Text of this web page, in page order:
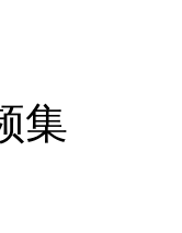
集